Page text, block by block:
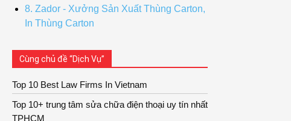
8. Zador - Xưởng Sản Xuất Thùng Carton,
In Thùng Carton
Cùng chủ đề “Dịch Vụ”
Top 10 Best Law Firms In Vietnam
Top 10+ trung tâm sửa chữa điện thoại uy tín nhất
TPHCM